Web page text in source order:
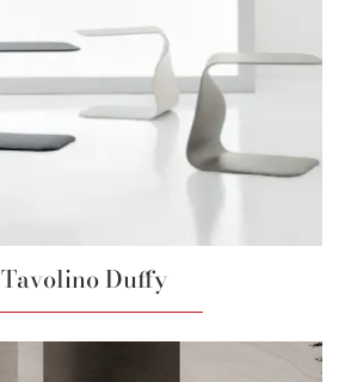
Tavolino Duffy